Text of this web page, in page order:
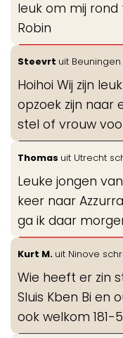
leuk om mij rond
Robin
Steevrt uit Beuningen
Hoihoi Wij zijn
opzoek zijn naar
stel of vrouw
Thomas uit Utrecht
Leuke jongen
keer naar
ga ik daar
Kurt M. uit Ninove
Wie heeft er zin
Sluis Kben Bi en
ook welkom 181-